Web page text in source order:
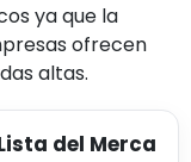
ya que la
ofrecen
altas.
del Merca